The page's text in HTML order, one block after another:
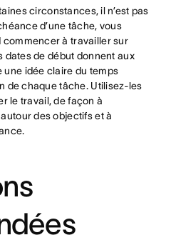
circonstances, il n’est pas
d’une tâche, vous
commencer à travailler sur
dates de début donnent aux
une idée claire du temps
de chaque tâche. Utilisez-les
le travail, de façon à
des objectifs et à